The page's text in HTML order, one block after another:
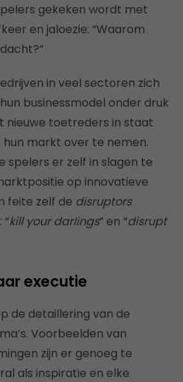
gekeken wordt met
en jaloezie: “Waarom
in veel sectoren zich
businessmodel onder druk
nieuwe toetreders in staat
markt over te nemen.
spelers er zelf in slagen te
op innovatieve
feite zelf de disruptors
kill your darlings” en “disrupt
executie
de detaillering van de
Voorbeelden van
zijn er genoeg te
als inspiratie en elke